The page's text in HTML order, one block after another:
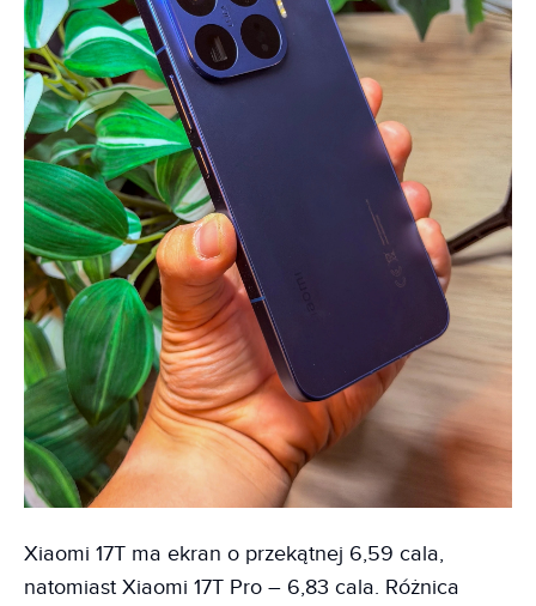
Xiaomi 17T ma ekran o przekątnej 6,59 cala,
natomiast Xiaomi 17T Pro – 6,83 cala. Różnica